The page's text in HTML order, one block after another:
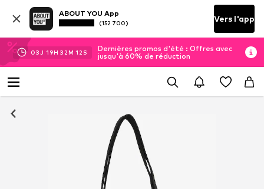
ABOUT YOU App
(152 700) Vers l'app
03J 19H 32M 11 S
Dernières promos d'été : Offres avec
jusqu'à 60% de réduction